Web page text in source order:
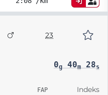
23
0g40m28s
FAP Indeks